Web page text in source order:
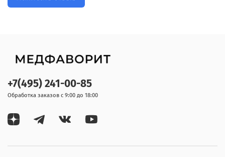
+7(495) 241-00-85
Обработка заказов с 9:00 до 18:00